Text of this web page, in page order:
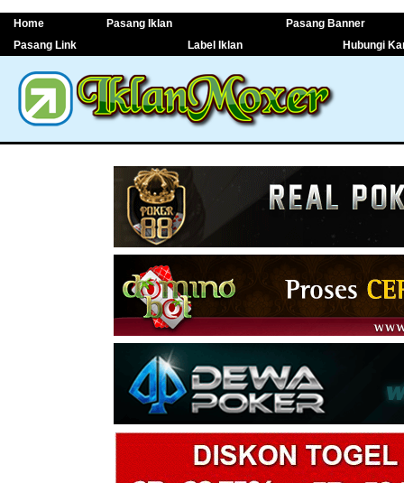
Home Pasang Iklan
Pasang Banner
Pasang Link
Label Iklan Hubungi